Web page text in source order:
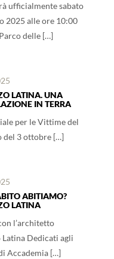
ufficialmente sabato
2025 alle ore 10:00
delle […]
LATINA. UNA
IN TERRA
per le Vittime del
del 3 ottobre […]
ABITIAMO?
LATINA
l’architetto
Latina Dedicati agli
Accademia […]